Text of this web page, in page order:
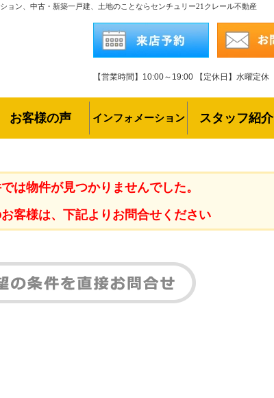
ョン、中古・新築一戸建、土地のことならセンチュリー21クレール不動産
【営業時間】10:00～19:00 【定休日】水曜定休
お客様の声 インフォメーション スタッフ紹介
は物件が見つかりませんでした。
客様は、下記よりお問合せください